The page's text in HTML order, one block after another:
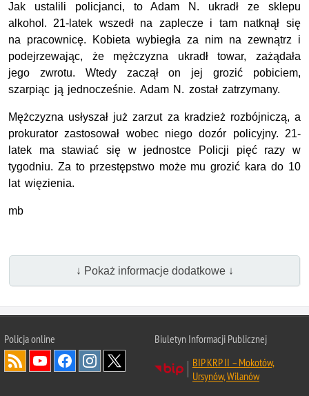
Jak ustalili policjanci, to Adam N. ukradł ze sklepu
alkohol. 21-latek wszedł na zaplecze i tam natknął się
na pracownicę. Kobieta wybiegła za nim na zewnątrz i
podejrzewając, że mężczyzna ukradł towar, zażądała
jego zwrotu. Wtedy zaczął on jej grozić pobiciem,
szarpiąc ją jednocześnie. Adam N. został zatrzymany.
Mężczyzna usłyszał już zarzut za kradzież rozbójniczą, a
prokurator zastosował wobec niego dozór policyjny. 21-
latek ma stawiać się w jednostce Policji pięć razy w
tygodniu. Za to przestępstwo może mu grozić kara do 10
lat więzienia.
mb
↓ Pokaż informacje dodatkowe ↓
Policja online
Biuletyn Informacji Publicznej
BIP KRP II – Mokotów,
Ursynów, Wilanów